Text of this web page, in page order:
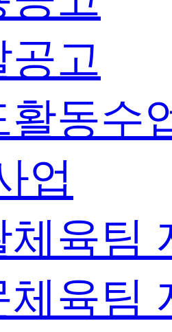
공고
활동수
업
체육팀
체육팀